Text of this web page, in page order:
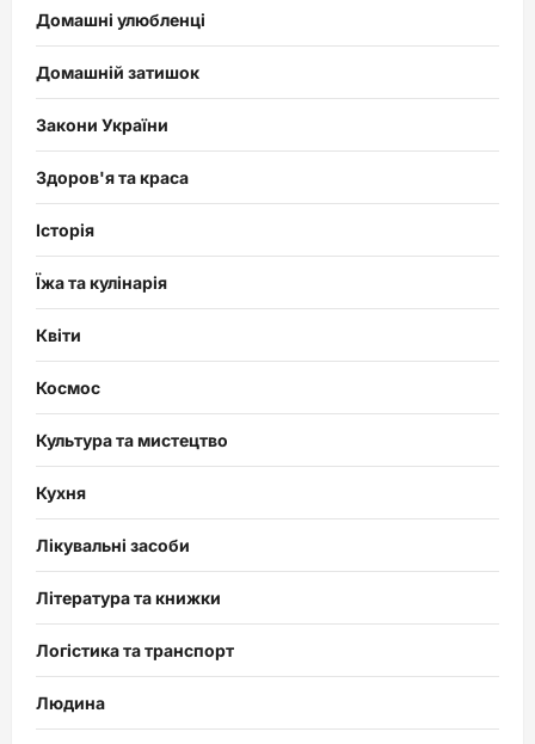
Домашні улюбленці
Домашній затишок
Закони України
Здоров'я та краса
Історія
Їжа та кулінарія
Квіти
Космос
Культура та мистецтво
Кухня
Лікувальні засоби
Література та книжки
Логістика та транспорт
Людина